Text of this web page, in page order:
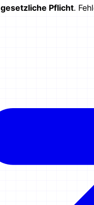
gesetzliche Pflicht.